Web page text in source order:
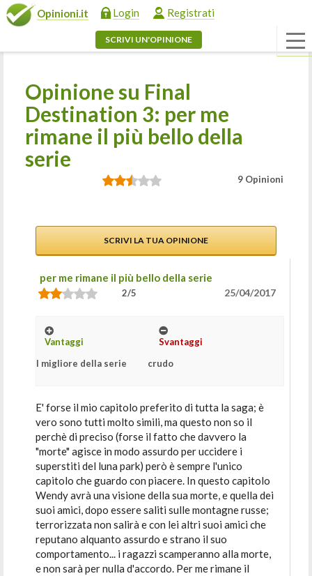
Opinioni.it Login Registrati
SCRIVI UN'OPINIONE
Opinione su Final
Destination 3: per me
rimane il più bello della
serie
9 Opinioni
SCRIVI LA TUA OPINIONE
per me rimane il più bello della serie
2/5 25/04/2017
Vantaggi
il migliore della serie
Svantaggi
crudo
E' forse il mio capitolo preferito di tutta la saga; è
vero sono tutti molto simili, ma questo non so il
perchè di preciso (forse il fatto che davvero la
"morte" agisce in modo assurdo per uccidere i
superstiti del luna park) però è sempre l'unico
capitolo che guardo con piacere. In questo capitolo
Wendy avrà una visione della sua morte, e quella dei
suoi amici, dopo essere saliti sulle montagne russe;
terrorizzata non salirà e con lei altri suoi amici che
reputano alquanto assurdo e strano il suo
comportamento... i ragazzi scamperanno alla morte,
e non sarà per nulla d'accordo. Per me rimane il